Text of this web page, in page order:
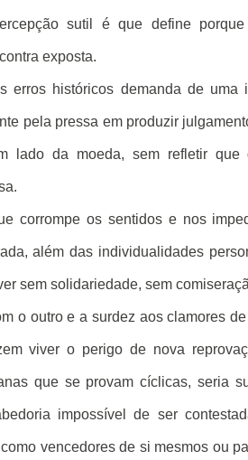
sutil é que define
exposta.
erros históricos demanda de
pela pressa em produzir
lado da moeda, sem refletir
corrompe os sentidos e nos
além das individualidades
sem solidariedade, sem
o outro e a surdez aos clamores
viver o perigo de nova
que se provam cíclicas, seria
impossível de ser
vencedores de si mesmos ou